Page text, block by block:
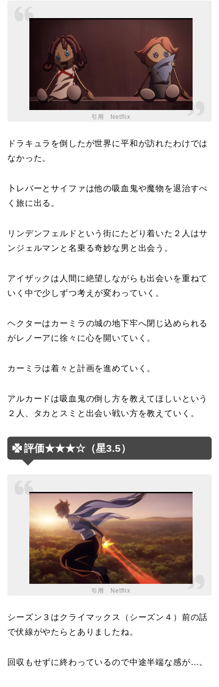
引用 Netflix
ドラキュラを倒したが世界に平和が訪れたわけでは
なかった。
卜レバーとサイファは他の吸血鬼や魔物を退治すべ
く旅に出る。
リンデンフェルドという街にたどり着いた２人はサ
ンジェルマンと名乗る奇妙な男と出会う。
アイザックは人間に絶望しながらも出会いを重ねて
いく中で少しずつ考えが変わっていく。
ヘクターはカーミラの城の地下牢へ閉じ込められる
がレノーアに徐々に心を開いていく。
カーミラは着々と計画を進めていく。
アルカードは吸血鬼の倒し方を教えてほしいという
２人、タカとスミと出会い戦い方を教えていく。
評価★★★☆（星3.5）
引用 Netflix
シーズン３はクライマックス（シーズン４）前の話
で伏線がやたらとありましたね。
回収もせずに終わっているので中途半端な感が…。